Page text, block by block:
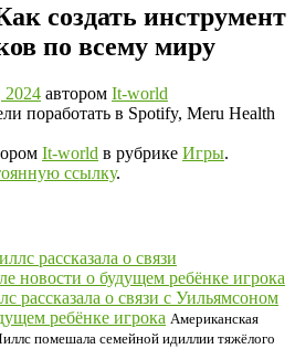
создать инструмент
по всему миру
2024 автором It-world
поработать в Spotify, Meru Health
It-world в рубрике Игры.
ссылку.
рассказала о связи с Уильямсоном
ребёнке игрока Американская
помешала семейной идиллии тяжёлого